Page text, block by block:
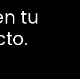
tu